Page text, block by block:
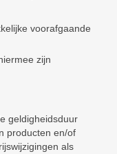
voorafgaande
zijn
geldigheidsduur
producten en/of
als